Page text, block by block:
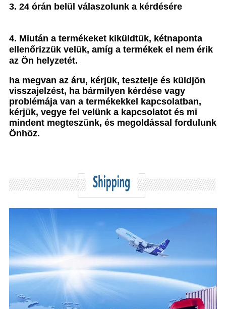
3. 24 órán belül válaszolunk a kérdésére
4. Miután a termékeket kiküldtük, kétnaponta
ellenőrizzük velük, amíg a termékek el nem érik
az Ön helyzetét.
ha megvan az áru, kérjük, tesztelje és küldjön
visszajelzést, ha bármilyen kérdése vagy
problémája van a termékekkel kapcsolatban,
kérjük, vegye fel velünk a kapcsolatot és mi
mindent megteszünk, és megoldással fordulunk
Önhöz.